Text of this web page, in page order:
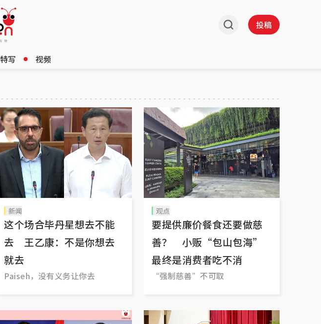
投稿
特写 视频
新闻
这个场合毕丹星想去不能
去 王乙康：不是你想去
就去
Paiseh，没有义务让你去
观点
要提供廉价餐食还要做慈
善？ 小贩“包山包海”
最终是消费者吃不消
“强制慈善”不可取